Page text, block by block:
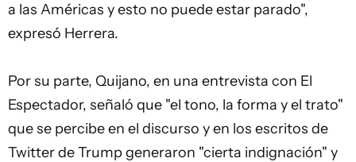
a las Américas y esto no puede estar parado",
expresó Herrera.
Por su parte, Quijano, en una entrevista con El
Espectador, señaló que "el tono, la forma y el trato"
que se percibe en el discurso y en los escritos de
Twitter de Trump generaron "cierta indignación" y